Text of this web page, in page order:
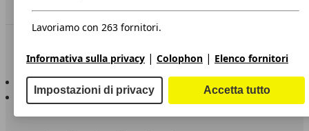
AutoScout24 per iOS
AutoScout24 per Android
Lavoriamo con 263 fornitori.
Informativa sulla privacy | Colophon | Elenco fornitori
Impostazioni di privacy Accetta tutto